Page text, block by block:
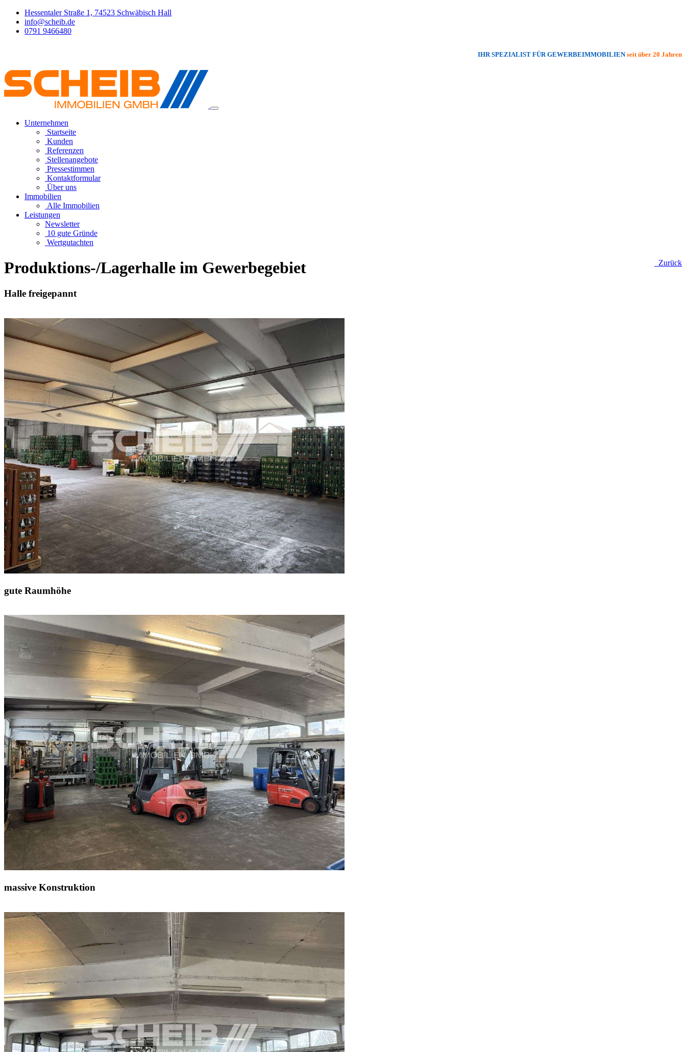
Hessentaler Straße 1, 74523 Schwäbisch Hall
info@scheib.de
0791 9466480
IHR SPEZIALIST FÜR GEWERBEIMMOBILIENseit über 20 Jahren
Unternehmen
Startseite
Kunden
Referenzen
Stellenangebote
Pressestimmen
Kontaktformular
Über uns
Immobilien
Alle Immobilien
Leistungen
Newsletter
10 gute Gründe
Wertgutachten
Zurück
Produktions-/Lagerhalle im Gewerbegebiet
Halle freigepannt
gute Raumhöhe
massive Konstruktion